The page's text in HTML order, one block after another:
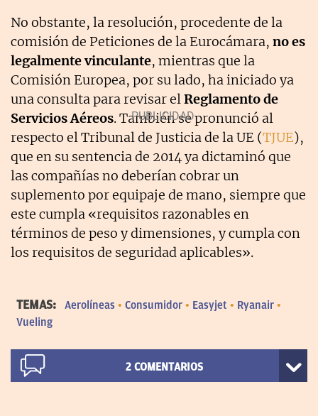
No obstante, la resolución, procedente de la
comisión de Peticiones de la Eurocámara, no es
legalmente vinculante, mientras que la
Comisión Europea, por su lado, ha iniciado ya
una consulta para revisar elReglamento de
Servicios Aéreos. También se pronunció al
respecto el Tribunal de Justicia de la UE (TJUE),
que en su sentencia de 2014 ya dictaminó que
las compañías no deberían cobrar un
suplemento por equipaje de mano, siempre que
este cumpla «requisitos razonables en
términos de peso y dimensiones, y cumpla con
los requisitos de seguridad aplicables».
TEMAS: Aerolíneas Consumidor Easyjet
Ryanair
Vueling
2 COMENTARIOS